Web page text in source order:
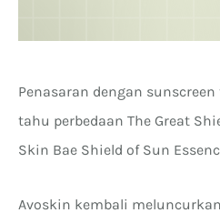
Penasaran dengan
tahu perbedaan The Great
Skin Bae Shield of Sun
Avoskin kembali